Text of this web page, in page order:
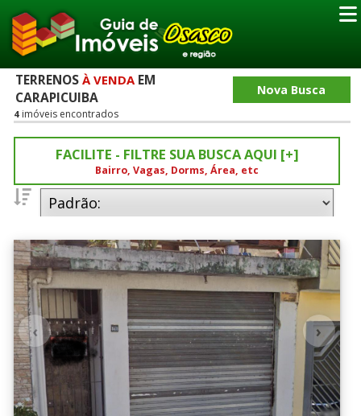
Nova Busca
TERRENOS À VENDAEM
CARAPICUIBA
4 imóveis encontrados
FACILITE - FILTRE SUA BUSCA AQUI [+]
Bairro, Vagas, Dorms, Área, etc
0(3) 5(1)
Vagas
0(3) 6-10 Vagas. (1)
Bairros - Veja o Mapa do Bairro
Carapicuiba
Jd. Maria Beatriz(1)
Jd. Sta.Tereza(1)
‹ ›